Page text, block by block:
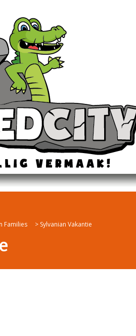
Families > Sylvanian Vakantie